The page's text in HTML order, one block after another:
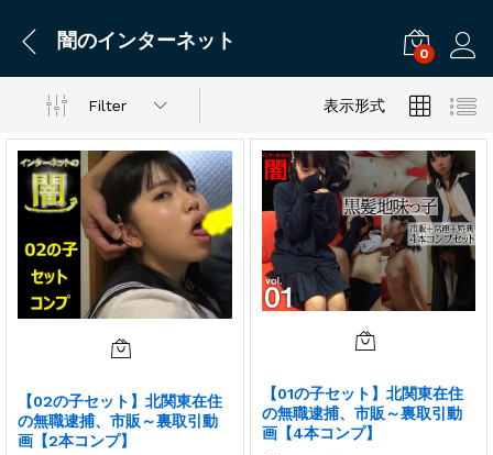
闇のインターネット
0
表示形式
Filter
【02の子セット】北関東在住
の無職逮捕、市販～裏取引動
画【2本コンプ】
【01の子セット】北関東在住
の無職逮捕、市販～裏取引動
画【4本コンプ】